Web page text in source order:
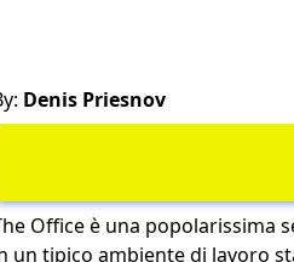
Denis Priesnov
Office è una popolarissima
un tipico ambiente di lavoro